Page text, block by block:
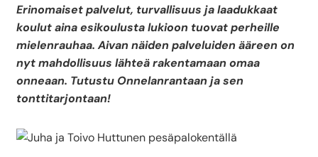
Erinomaiset palvelut, turvallisuus ja laadukkaat
koulut aina esikoulusta lukioon tuovat perheille
mielenrauhaa. Aivan näiden palveluiden ääreen on
nyt mahdollisuus lähteä rakentamaan omaa
onneaan. Tutustu Onnelanrantaan ja sen
tonttitarjontaan!